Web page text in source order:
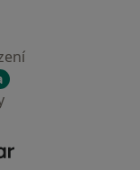
- Hlavní stránka